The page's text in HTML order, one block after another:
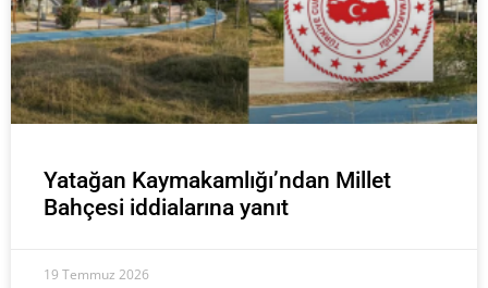
Yatağan Kaymakamlığı’ndan Millet
Bahçesi iddialarına yanıt
19 Temmuz 2026